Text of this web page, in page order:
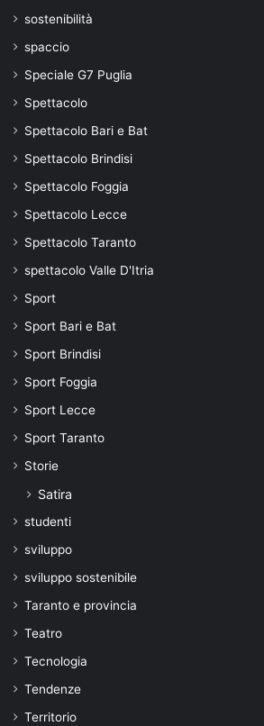
sostenibilità
spaccio
Speciale G7 Puglia
Spettacolo
Spettacolo Bari e Bat
Spettacolo Brindisi
Spettacolo Foggia
Spettacolo Lecce
Spettacolo Taranto
spettacolo Valle D'Itria
Sport
Sport Bari e Bat
Sport Brindisi
Sport Foggia
Sport Lecce
Sport Taranto
Storie
Satira
studenti
sviluppo
sviluppo sostenibile
Taranto e provincia
Teatro
Tecnologia
Tendenze
Territorio